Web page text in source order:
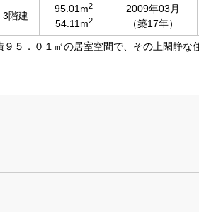
3階建
95.01m2
54.11m2
2009年03月
（築17年）
５．０１㎡の居室空間で、その上閑静な